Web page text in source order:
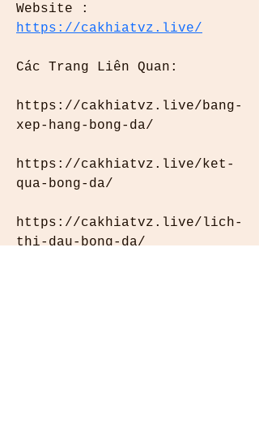
Website :
https://cakhiatvz.live/
Các Trang Liên Quan:
https://cakhiatvz.live/bang-
xep-hang-bong-da/
https://cakhiatvz.live/ket-
qua-bong-da/
https://cakhiatvz.live/lich-
thi-dau-bong-da/